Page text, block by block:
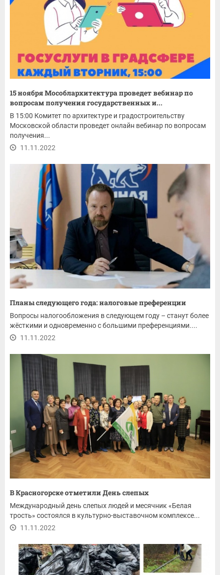
15 ноября Мособлархитектура проведет вебинар по
вопросам получения государственных и...
В 15:00 Комитет по архитектуре и градостроительству
Московской области проведет онлайн вебинар по вопросам
получения...
11.11.2022
Планы следующего года: налоговые преференции
Вопросы налогообложения в следующем году – станут более
жёсткими и одновременно с большими преференциями....
11.11.2022
В Красногорске отметили День слепых
Международный день слепых людей и месячник «Белая
трость» состоялся в культурно-выставочном комплексе...
11.11.2022